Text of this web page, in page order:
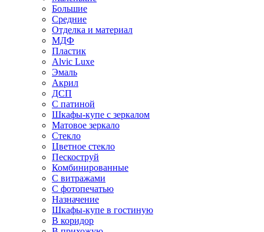
Большие
Средние
Отделка и материал
МДФ
Пластик
Alvic Luxe
Эмаль
Акрил
ДСП
С патиной
Шкафы-купе с зеркалом
Матовое зеркало
Стекло
Цветное стекло
Пескоструй
Комбинированные
С витражами
С фотопечатью
Назначение
Шкафы-купе в гостиную
В коридор